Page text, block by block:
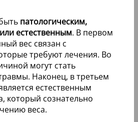
патологическим,
естественным. В первом
вес связан с
требуют лечения. Во
могут стать
Наконец, в третьем
естественным
который сознательно
веса.